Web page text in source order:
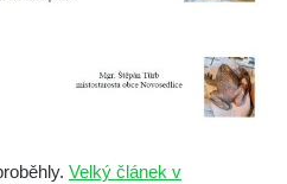
Velký článek v